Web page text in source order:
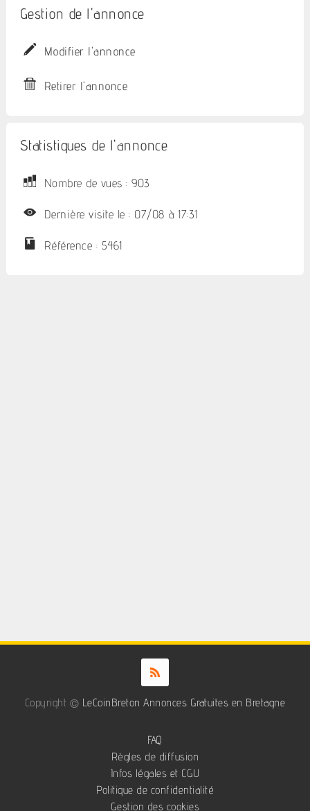
Gestion de l'annonce
Modifier l'annonce
Retirer l'annonce
Statistiques de l'annonce
Nombre de vues : 903
Dernière visite le : 07/08 à 17:31
Référence : 5461
Copyright © LeCoinBreton Annonces Gratuites en Bretagne
FAQ
Règles de diffusion
Infos légales et CGU
Politique de confidentialité
Gestion des cookies